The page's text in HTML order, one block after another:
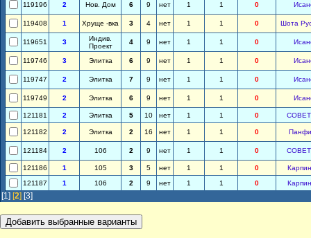
119196 2 Нов. Дом 6 9 нет 1 1 0
119408 1 Хруще -вка 3 4 нет 1 1 0 Шота
119651 3
Индив.
Проект
4 9 нет 1 1 0
119746 3 Элитка 6 9 нет 1 1 0
119747 2 Элитка 7 9 нет 1 1 0
119749 2 Элитка 6 9 нет 1 1 0
121181 2 Элитка 5 10 нет 1 1 0
121182 2 Элитка 2 16 нет 1 1 0
121184 2 106 2 9 нет 1 1 0
121186 1 105 3 5 нет 1 1 0
121187
1 106 2 9 нет 1 1 0
[1] [2] [3]